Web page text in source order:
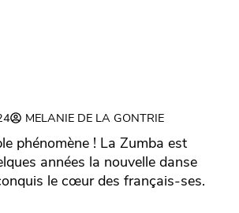
MELANIE DE LA GONTRIE
phénomène ! La Zumba est
années la nouvelle danse
le cœur des français-ses.